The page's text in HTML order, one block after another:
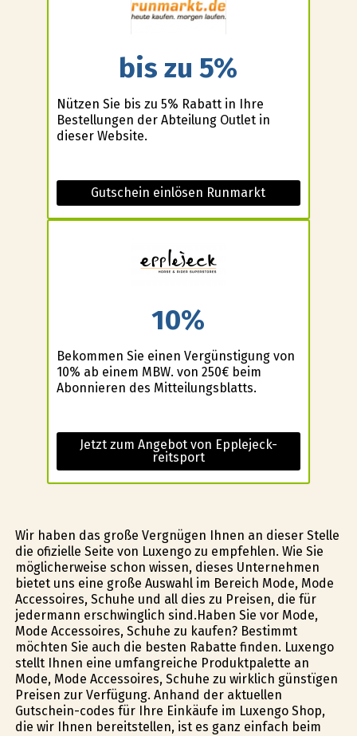
bis zu 5%
Nützen Sie bis zu 5% Rabatt in Ihre
Bestellungen der Abteilung Outlet in
dieser Website.
Gutschein einlösen Runmarkt
10%
Bekommen Sie einen Vergünstigung von
10% ab einem MBW. von 250€ beim
Abonnieren des Mitteilungsblatts.
Jetzt zum Angebot von Epplejeck-
reitsport
Wir haben das große Vergnügen Ihnen an dieser Stelle
die ofizielle Seite von Luxengo zu empfehlen. Wie Sie
möglicherweise schon wissen, dieses Unternehmen
bietet uns eine große Auswahl im Bereich Mode, Mode
Accessoires, Schuhe und all dies zu Preisen, die für
jedermann erschwinglich sind.Haben Sie vor Mode,
Mode Accessoires, Schuhe zu kaufen? Bestimmt
möchten Sie auch die besten Rabatte finden. Luxengo
stellt Ihnen eine umfangreiche Produktpalette an
Mode, Mode Accessoires, Schuhe zu wirklich günstïgen
Preisen zur Verfügung. Anhand der aktuellen
Gutschein-codes für Ihre Einkäufe im Luxengo Shop,
die wir Ihnen bereitstellen, ist es ganz einfach beim